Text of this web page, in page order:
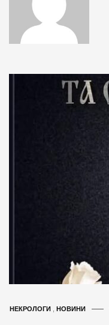
НЕКРОЛОГИ НОВИНИ